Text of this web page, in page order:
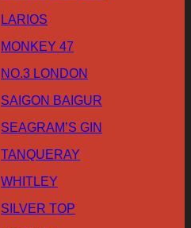
LARIOS
MONKEY 47
NO.3 LONDON
SAIGON BAIGUR
SEAGRAM’S GIN
TANQUERAY
WHITLEY
SILVER TOP